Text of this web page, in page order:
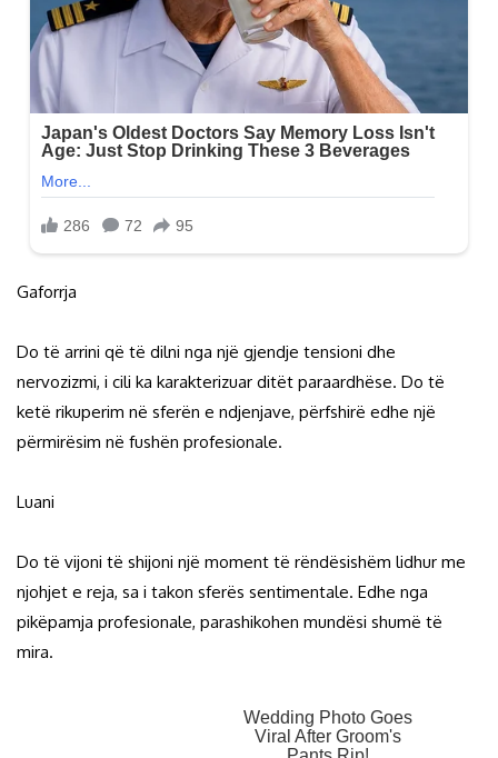
Gaforrja
Do të arrini që të dilni nga një gjendje tensioni dhe
nervozizmi, i cili ka karakterizuar ditët paraardhëse. Do të
ketë rikuperim në sferën e ndjenjave, përfshirë edhe një
përmirësim në fushën profesionale.
Luani
Do të vijoni të shijoni një moment të rëndësishëm lidhur me
njohjet e reja, sa i takon sferës sentimentale. Edhe nga
pikëpamja profesionale, parashikohen mundësi shumë të
mira.